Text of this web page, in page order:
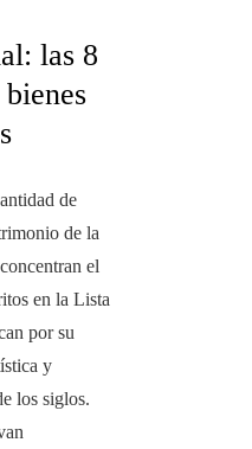
las 8
de
de la
el
en la Lista
por su
y
los siglos.